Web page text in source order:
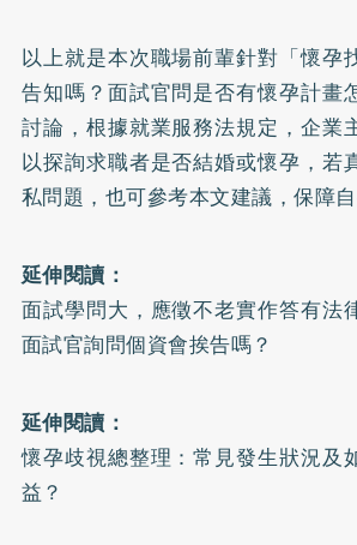
以上就是本次職場前輩針對「懷孕
告知嗎？面試官問是否有懷孕計畫
討論，根據就業服務法規定，企業
以探詢求職者是否結婚或懷孕，若
私問題，也可參考本文建議，保障自
延伸閱讀：
面試學問大，應徵不老實作答有法
面試官詢問個資會挨告嗎？
延伸閱讀：
懷孕歧視總整理：常見發生狀況及
益？